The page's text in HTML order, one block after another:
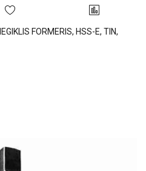
FORMERIS, HSS-E, TIN,